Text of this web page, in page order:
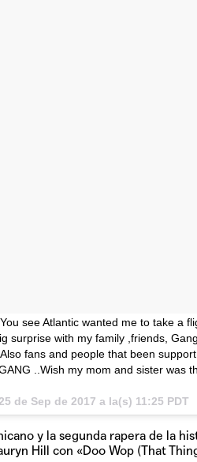
see Atlantic wanted me to take a
surprise with my family ,friends,
fans and people that been
..Wish my mom and sister was
de Sep de 2017 a la(s) 11:25 PDT
y la segunda rapera de la
Hill con «Doo Wop (That